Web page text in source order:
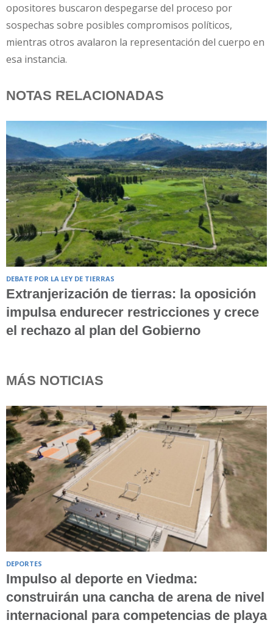
opositores buscaron despegarse del proceso por
sospechas sobre posibles compromisos políticos,
mientras otros avalaron la representación del cuerpo en
esa instancia.
NOTAS RELACIONADAS
DEBATE POR LA LEY DE TIERRAS
Extranjerización de tierras: la oposición
impulsa endurecer restricciones y crece
el rechazo al plan del Gobierno
MÁS NOTICIAS
DEPORTES
Impulso al deporte en Viedma:
construirán una cancha de arena de nivel
internacional para competencias de playa